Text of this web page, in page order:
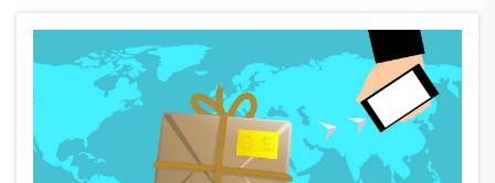
douane-uitskakeldiens vir Brasilië gebruik...